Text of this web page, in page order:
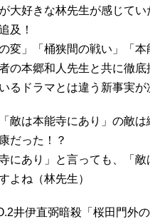
大好きな林先生が感じて
及！
変」「桶狭間の戦い」「本
の本郷和人先生と共に徹底
るドラマとは違う新事実が
敵は本能寺にあり」の敵は
だった！？
寺にあり」と言っても、「
よね（林先生）
井伊直弼暗殺「桜田門外の